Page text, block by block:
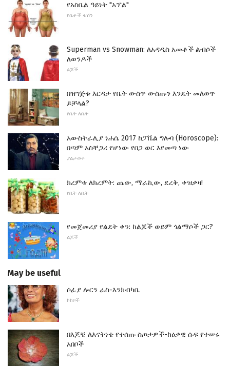
የአስቤል ዓይነት "አፕል"
የሴቶች ፋሽን
Superman vs Snowman: ለአዳዲስ አመቶች ልብሶች
ለወንዶች
ልጆች
በዝግጅቱ እርዳታ የቤት ውስጥ ውስጡን እንዴት መለወጥ
ይቻላል?
የቤት ለቤት
አውስትራሊያ ነሐሴ 2017 ከፓቬል ግሎባ (Horoscope):
በጣም አስቸጋሪ የሆነው የበጋ ወር እየመጣ ነው
ያልታወቀ
ክረምቱ ለክረምት: ጨው, ማራኪው, ደረቅ, ቀዝቃዛ!
የቤት ለቤት
የመጀመሪያ የልደት ቀን: ከልጆች ወይም ጎልማሶች ጋር?
ልጆች
May be useful
ሶፊያ ሎርን ራስ-እንክብካቤ
ኮከቦች
በእጆቼ ለእናትነቴ የተሰጡ ስጦታዎች-ከዕቃዊ ሱፍ የተሠሩ
አበቦች
ልጆች